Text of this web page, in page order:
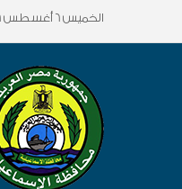
الخميس 6 أغسطس 2026, 1:22:08 ص